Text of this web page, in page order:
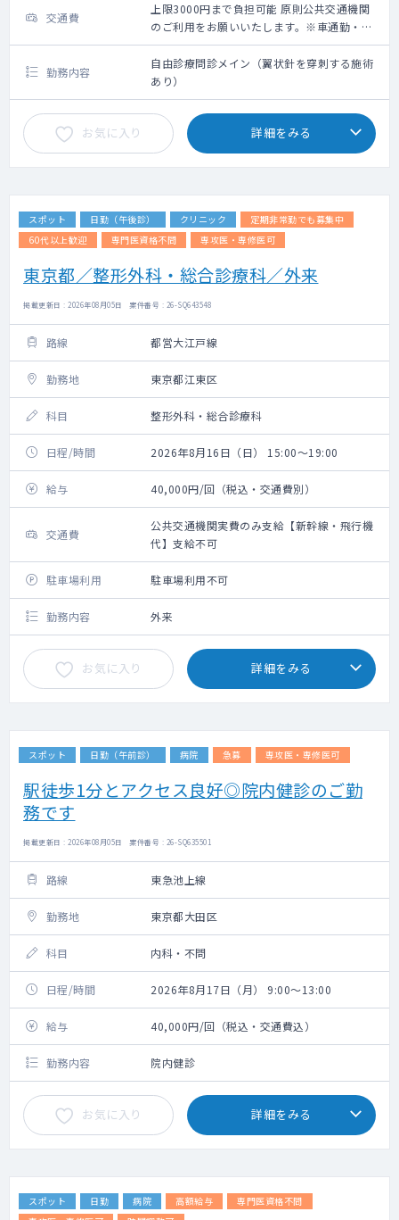
交通費
上限3000円まで負担可能 原則公共交通機関
のご利用をお願いいたします。※車通勤・タ
クシー利用要相談
勤務内容
自由診療問診メイン（翼状針を穿刺する施術
あり）
お気に入り 詳細をみる
スポット 日勤（午後診） クリニック
定期非常勤でも募集中
60代以上歓迎
専門医資格不問 専攻医・専修医可
東京都／整形外科・総合診療科／外来
掲載更新日 : 2026年08月05日 案件番号 : 26-SQ643548
路線 都営大江戸線
勤務地 東京都江東区
科目 整形外科・総合診療科
日程/時間 2026年8月16日（日） 15:00～19:00
給与 40,000円/回（税込・交通費別）
交通費
公共交通機関実費のみ支給【新幹線・飛行機
代】支給不可
駐車場利用 駐車場利用不可
勤務内容 外来
お気に入り 詳細をみる
スポット 日勤（午前診） 病院 急募 専攻医・専修医可
駅徒歩1分とアクセス良好◎院内健診のご勤
務です
掲載更新日 : 2026年08月05日 案件番号 : 26-SQ635501
路線 東急池上線
勤務地 東京都大田区
科目 内科・不問
日程/時間 2026年8月17日（月） 9:00～13:00
給与 40,000円/回（税込・交通費込）
勤務内容 院内健診
お気に入り 詳細をみる
スポット 日勤 病院 高額給与
専門医資格不問